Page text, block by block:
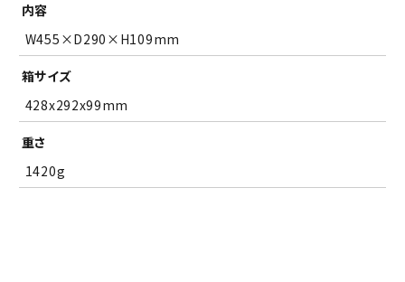
内容
W455×D290×H109mm
箱サイズ
428x292x99mm
重さ
1420g